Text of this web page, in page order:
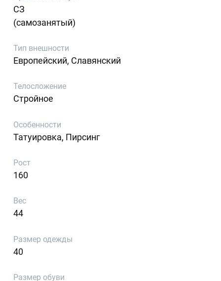
СЗ
(самозанятый)
Тип внешности
Европейский, Славянский
Телосложение
Стройное
Особенности
Татуировка, Пирсинг
Рост
160
Вес
44
Размер одежды
40
Размер обуви